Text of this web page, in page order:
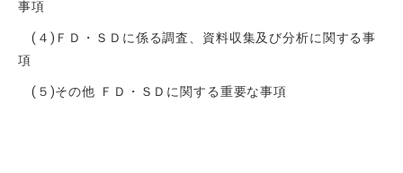
事項
(４)ＦＤ・ＳＤに係る調査、資料収集及び分析に関する事
項
(５)その他 ＦＤ・ＳＤに関する重要な事項